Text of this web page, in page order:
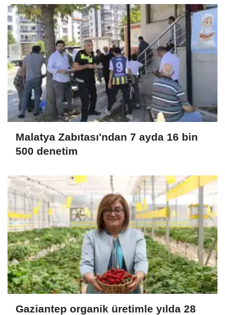
Malatya Zabıtası'ndan 7 ayda 16 bin
500 denetim
Gaziantep organik üretimle yılda 28